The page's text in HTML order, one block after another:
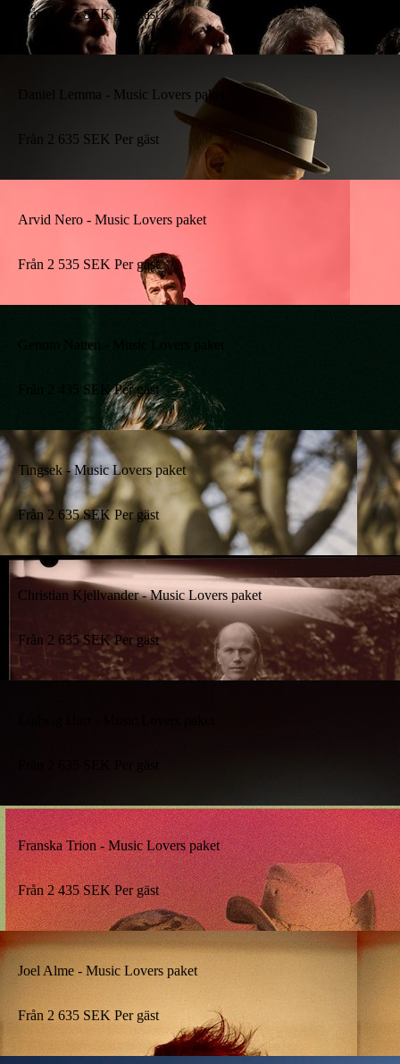
Från 2 635 SEK Per gäst
Daniel Lemma - Music Lovers paket
Från 2 635 SEK Per gäst
Arvid Nero - Music Lovers paket
Från 2 535 SEK Per gäst
Genom Natten - Music Lovers paket
SEK Per gäst
Tingsek - Music Lovers paket
Från 2 635 SEK Per gäst
Christian Kjellvander - Music Lovers paket
Från 2 635 SEK Per gäst
Franska Trion - Music Lovers paket
Från 2 435 SEK Per gäst
Joel Alme - Music Lovers paket
Från 2 635 SEK Per gäst